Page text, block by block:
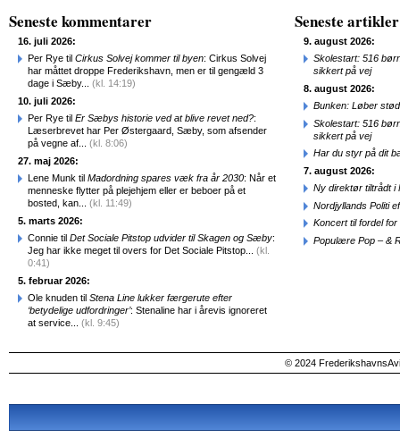
Seneste kommentarer
16. juli 2026:
Per Rye til Cirkus Solvej kommer til byen: Cirkus Solvej
har måttet droppe Frederikshavn, men er til gengæld 3
dage i Sæby... (kl. 14:19)
10. juli 2026:
Per Rye til Er Sæbys historie ved at blive revet ned?:
Læserbrevet har Per Østergaard, Sæby, som afsender
på vegne af... (kl. 8:06)
27. maj 2026:
Lene Munk til Madordning spares væk fra år 2030: Når et
menneske flytter på plejehjem eller er beboer på et
bosted, kan... (kl. 11:49)
5. marts 2026:
Connie til Det Sociale Pitstop udvider til Skagen og Sæby:
Jeg har ikke meget til overs for Det Sociale Pitstop... (kl.
0:41)
5. februar 2026:
Ole knuden til Stena Line lukker færgerute efter
‘betydelige udfordringer’: Stenaline har i årevis ignoreret
at service... (kl. 9:45)
Seneste artikler
9. august 2026:
Skolestart: 516
sikkert på vej
8. august 2026:
Bunken: Løber
Skolestart: 516
sikkert på vej
Har du styr på dit
7. august 2026:
Ny direktør tiltrådt i
Nordjyllands Politi
Koncert til fordel
Populære Pop – &
© 2024